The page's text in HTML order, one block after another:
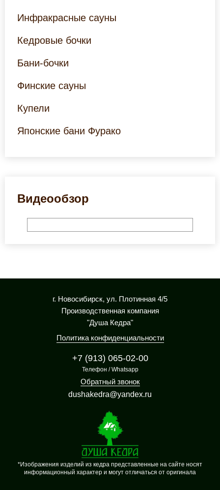
Инфракрасные сауны
Кедровые бочки
Бани-бочки
Финские сауны
Купели
Японские бани Фурако
Видеообзор
г. Новосибирск, ул. Плотинная 4/5
Производственная компания
"Душа Кедра"
Политика конфиденциальности
*Изображения изделий из кедра представленные на сайте носят
информационный характер и могут отличаться от оригинала
+7 (913) 065-02-00
Телефон / Whatsapp
Обратный звонок
dushakedra@yandex.ru